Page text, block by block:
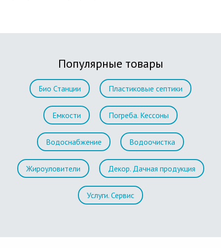
Популярные товары
Био Станции Пластиковые септики
Емкости Погреба. Кессоны
Водоснабжение Водоочистка
Жироуловители Декор. Дачная продукция
Услуги. Сервис